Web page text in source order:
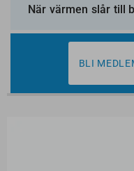
När värmen slår till
BLI